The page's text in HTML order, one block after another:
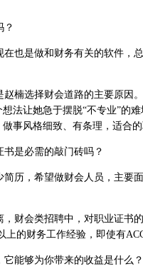
？
也是做和财务有关的软件，
楠选择财会道路的主要原因
法让她急于摆脱“不专业”的
事风格细致、有条理，适合
是必需的敲门砖吗？
历，希望做财会人员，主要
财会类招聘中，对职业证书
上的财务工作经验，即使有
能够为你带来的收益是什么？